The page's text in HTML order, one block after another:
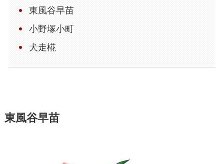
東風谷早苗
小野塚小町
犬走椛
東風谷早苗